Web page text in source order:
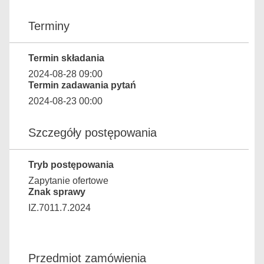
Terminy
Termin składania
2024-08-28 09:00
Termin zadawania pytań
2024-08-23 00:00
Szczegóły postępowania
Tryb postępowania
Zapytanie ofertowe
Znak sprawy
IZ.7011.7.2024
Przedmiot zamówienia